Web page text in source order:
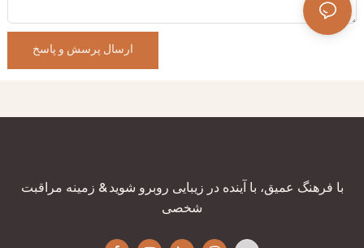
ارسال پرسش و پاسخ
با فرهنگ عمیق، با آینده در زیبایی روبرو شوید & زمینه مراقبت
شخصی